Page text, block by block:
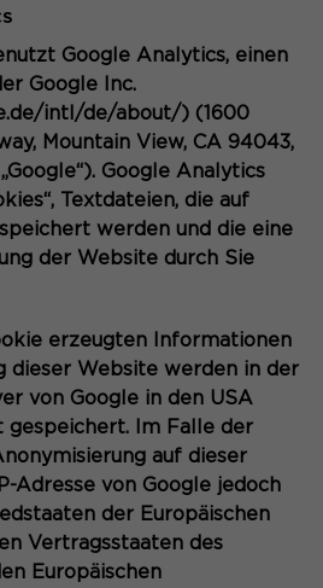
Google Analytics, einen
Google Inc.
intl/de/about/) (1600
Mountain View, CA 94043,
Google Analytics
Textdateien, die auf
werden und die eine
der Website durch Sie
erzeugten Informationen
dieser Website werden in der
von Google in den USA
gespeichert. Im Falle der
auf dieser
Adresse von Google jedoch
der Europäischen
Vertragsstaaten des
Europäischen